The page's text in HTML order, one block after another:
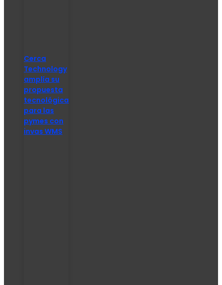
Cerca
Technology
amplía su
propuesta
tecnológica
para las
pymes con
invas WMS